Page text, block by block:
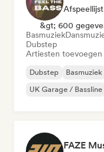
&gt; 600
Basmuziek
Dubstep
Artiesten toevoegen
Dubstep Basmuziek
UK Garage / Bassline
FAZE